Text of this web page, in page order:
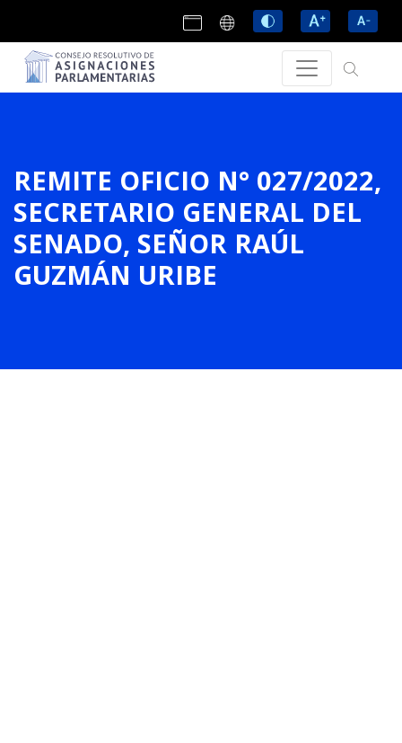
REMITE OFICIO N° 027/2022,
SECRETARIO GENERAL DEL
SENADO, SEÑOR RAÚL
GUZMÁN URIBE